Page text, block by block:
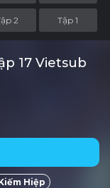
2 Tập 1
17 Vietsub
Hiệp